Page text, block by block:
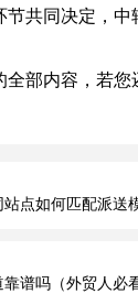
同决定，中
内容，若您
点如何匹配派送
谱吗（外贸人必